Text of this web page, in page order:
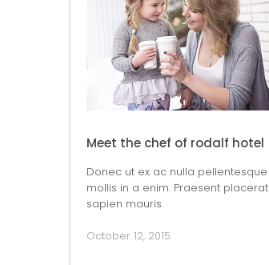
Meet the chef of rodalf hotel
Donec ut ex ac nulla pellentesque
mollis in a enim. Praesent placerat
sapien mauris
October 12, 2015